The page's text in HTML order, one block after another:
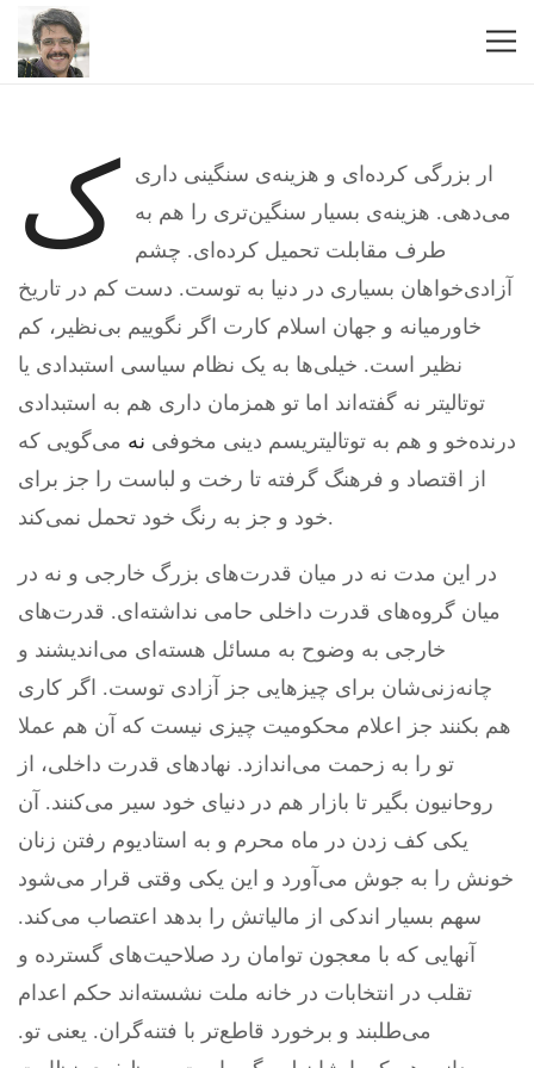
ک
ار بزرگی کرده‌ای و هزینه‌ی سنگینی داری
می‌دهی. هزینه‌ی بسیار سنگین‌تری را هم به
طرف مقابلت تحمیل کرده‌ای. چشم
آزادی‌خواهان بسیاری در دنیا به توست. دست کم در تاریخ
خاورمیانه و جهان اسلام کارت اگر نگوییم بی‌نظیر، کم
نظیر است. خیلی‌ها به یک نظام سیاسی استبدادی یا
توتالیتر نه گفته‌اند اما تو همزمان داری هم به استبدادی
درنده‌خو و هم به توتالیتریسم دینی مخوفی نه می‌گویی که
از اقتصاد و فرهنگ گرفته تا رخت و لباست را جز برای
خود و جز به رنگ خود تحمل نمی‌کند.
در این مدت نه در میان قدرت‌های بزرگ خارجی و نه در
میان گروه‌های قدرت داخلی حامی نداشته‌ای. قدرت‌های
خارجی به وضوح به مسائل هسته‌ای می‌اندیشند و
چانه‌زنی‌شان برای چیزهایی جز آزادی توست. اگر کاری
هم بکنند جز اعلام محکومیت چیزی نیست که آن هم عملا
تو را به زحمت می‌اندازد. نهادهای قدرت داخلی، از
روحانیون بگیر تا بازار هم در دنیای خود سیر می‌کنند. آن
یکی کف زدن در ماه محرم و به استادیوم رفتن زنان
خونش را به جوش می‌آورد و این یکی وقتی قرار می‌شود
سهم بسیار اندکی از مالیاتش را بدهد اعتصاب می‌کند.
آنهایی که با معجون توامان رد صلاحیت‌های گسترده و
تقلب در انتخابات در خانه ملت نشسته‌اند حکم اعدام
می‌طلبند و برخورد قاطع‌تر با فتنه‌گران. یعنی تو.